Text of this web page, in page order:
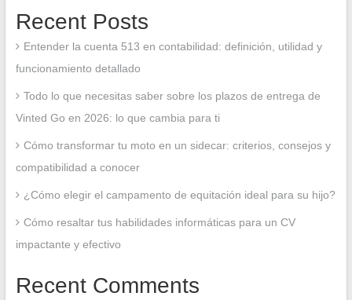
Recent Posts
Entender la cuenta 513 en contabilidad: definición, utilidad y
funcionamiento detallado
Todo lo que necesitas saber sobre los plazos de entrega de
Vinted Go en 2026: lo que cambia para ti
Cómo transformar tu moto en un sidecar: criterios, consejos y
compatibilidad a conocer
¿Cómo elegir el campamento de equitación ideal para su hijo?
Cómo resaltar tus habilidades informáticas para un CV
impactante y efectivo
Recent Comments